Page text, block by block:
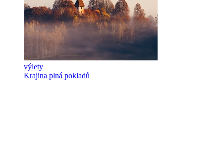
výlety
Krajina plná pokladů